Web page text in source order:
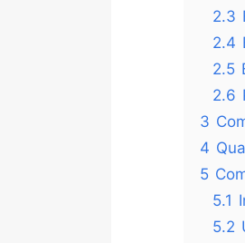
2.3
2.4
2.5
2.6
3
4
5
5.1
5.2